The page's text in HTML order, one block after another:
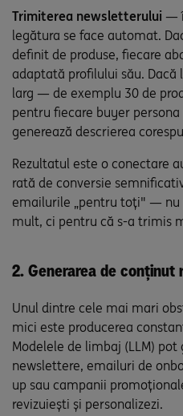
Trimiterea newsletterului —
legătura se face automat.
definit de produse, fiecare
adaptată profilului său. Dacă
larg — de exemplu 30 de
pentru fiecare buyer
generează descrierea
Rezultatul este o conectare
rată de conversie
emailurile „pentru toți" — nu
mult, ci pentru că s-a trimis
2. Generarea de conținut
Unul dintre cele mai mari
mici este producerea
Modelele de limbaj (LLM)
newslettere, emailuri de
up sau campanii
revizuiești și personalizezi.